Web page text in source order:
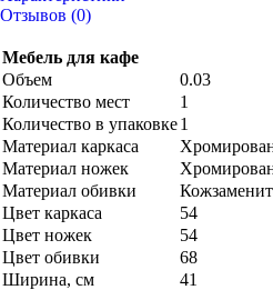
Отзывов (0)
Мебель для кафе
Объем
0.03
Количество мест
1
Количество в упаковке1
Материал каркаса
Материал ножек
Материал обивки
Цвет каркаса
54
Цвет ножек
54
Цвет обивки
68
Ширина, см
41